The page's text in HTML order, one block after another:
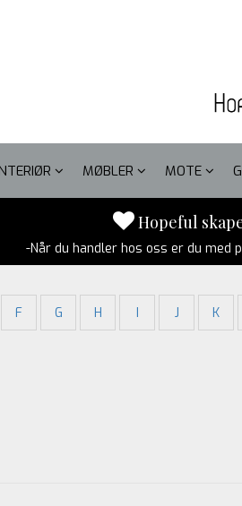
MØBLER MOTE
Hopeful
-Når du handler hos oss er du med
F G H I J K